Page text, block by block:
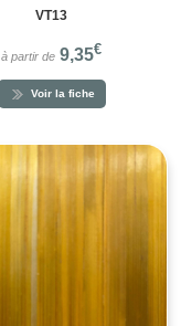
VT13
à partir de 9,35€
Voir la fiche